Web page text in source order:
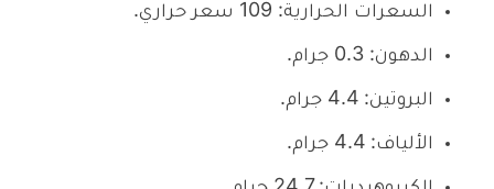
السعرات الحرارية: 109 سعر حراري.
الدهون: 0.3 جرام.
البروتين: 4.4 جرام.
الألياف: 4.4 جرام.